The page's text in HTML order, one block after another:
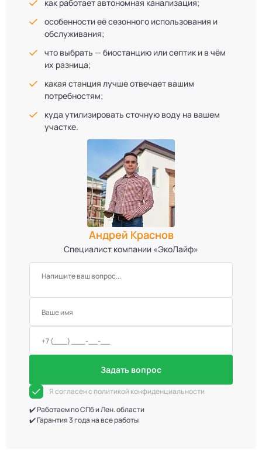
как работает автономная канализация;
особенности её сезонного использования и
обслуживания;
что выбрать — биостанцию или септик и в чём
их разница;
какая станция лучше отвечает вашим
потребностям;
куда утилизировать сточную воду на вашем
участке.
Андрей Краснов
Специалист компании «ЭкоЛайф»
Задать вопрос
Я согласен с политикой конфиденциальности
✔️ Работаем по СПб и Лен. области
✔️ Гарантия 3 года на все работы